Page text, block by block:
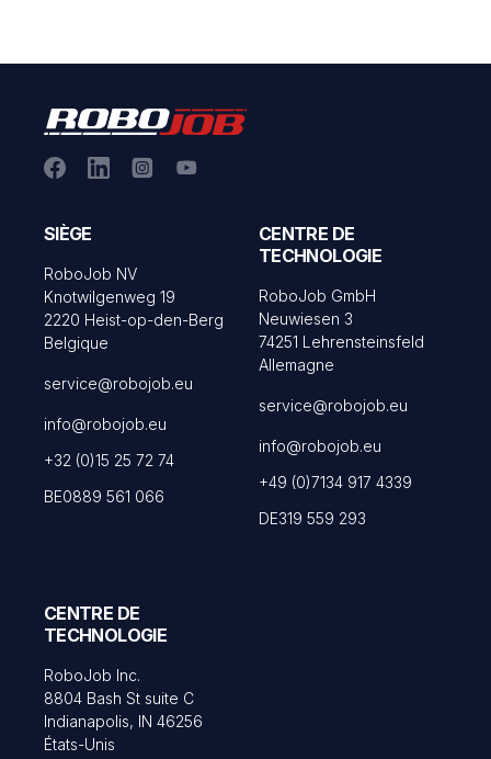
SIÈGE
RoboJob NV
Knotwilgenweg 19
2220 Heist-op-den-Berg
Belgique
service@robojob.eu
info@robojob.eu
+32 (0)15 25 72 74
BE0889 561 066
CENTRE DE
TECHNOLOGIE
RoboJob GmbH
Neuwiesen 3
74251 Lehrensteinsfeld
Allemagne
service@robojob.eu
info@robojob.eu
+49 (0)7134 917 4339
DE319 559 293
CENTRE DE
TECHNOLOGIE
RoboJob Inc.
8804 Bash St suite C
Indianapolis, IN 46256
États-Unis